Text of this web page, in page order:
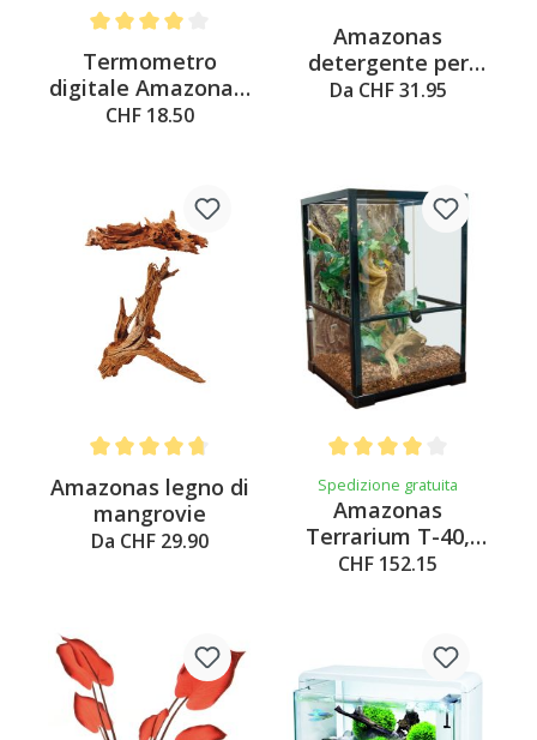
Average rating of 4 out of 5 stars
Termometro
digitale Amazonas,
nero, 6x4.5x1.8 cm
CHF 18.50
Amazonas
detergente per
vetri con lama
Da CHF 31.95
Amazonas legno di
mangrovie
Da CHF 29.90
Spedizione gratuita
Amazonas
Terrarium T-40,
nero
CHF 152.15